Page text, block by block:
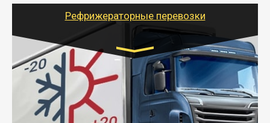
для погрузочно-разгрузочных работ при перевозке.
Рефрижераторные перевозки
Транспорт:
Газель (1,5 и 3 тонны), Бычок, Еврофура от 5 до
10 тонн
от 6000 руб.